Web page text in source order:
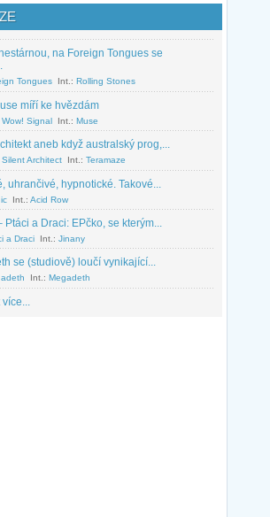
na Foreign Tongues se
Tongues Int.: Rolling Stones
míří ke hvězdám
Signal Int.: Muse
aneb když australský prog,...
Architect Int.: Teramaze
uhrančivé, hypnotické. Takové...
Int.: Acid Row
Ptáci a Draci: EPčko, se kterým...
a Draci Int.: Jinany
se (studiově) loučí vynikající...
Int.: Megadeth